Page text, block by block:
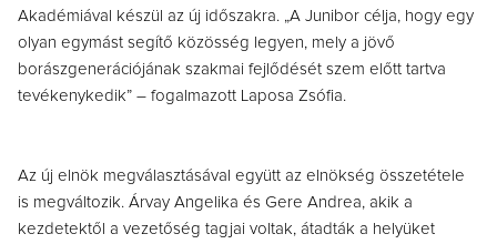
Akadémiával készül az új időszakra. „A Junibor célja, hogy egy
olyan egymást segítő közösség legyen, mely a jövő
borászgenerációjának szakmai fejlődését szem előtt tartva
tevékenykedik” – fogalmazott Laposa Zsófia.
Az új elnök megválasztásával együtt az elnökség összetétele
is megváltozik. Árvay Angelika és Gere Andrea, akik a
kezdetektől a vezetőség tagjai voltak, átadták a helyüket